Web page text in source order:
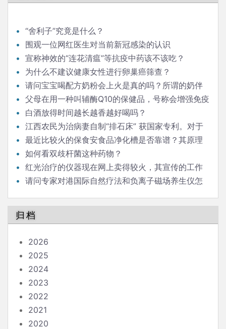
“舍利子”究竟是什么？
围观一位网红医生对当前新冠感染的认识
宣称神效的“连花清瘟”等抗疫中药该不该吃？
为什么不建议健康女性进行卵巢癌筛查？
请问宝宝喝配方奶粉会上火是真的吗？所谓的奶伴
侣“清伙灵”有效果吗？如果能清火，为什么不取名“清火
灵”？商家玩的是什么手段？
父母在用一种叫辅酶Q10的保健品，号称会增强免疫
力。能科普一下吗？
白酒放得时间越长越香越好喝吗？
江西农民为治病妻自制“排石床” 获国家专利。对于
肾结石，倒立排石，是否有科学依据？
最近比较火的保食安食品净化槽是否靠谱？其原理
是以水的裂解杀菌，水触媒消毒。请问是否有科学依
据？
如何看双歧杆菌这种药物？
红光治疗的仪器现在网上卖得较火，其宣传的工作
原理科学吗？
请问专家对港国际自然疗法和负离子磁场养生仪怎
归档
2026
2025
2024
2023
2022
2021
2020